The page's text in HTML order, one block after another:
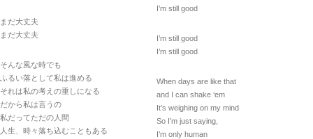
まだ大丈夫
まだ大丈夫
そんな風な時でも
ふるい落として私は進める
それは私の考えの重しになる
だから私は言うの
私だってただの人間
人生、時々落ち込むこともある
I’m still good
I’m still good
I’m still good
When days are like that
and I can shake ‘em
It’s weighing on my mind
So I’m just saying,
I’m only human